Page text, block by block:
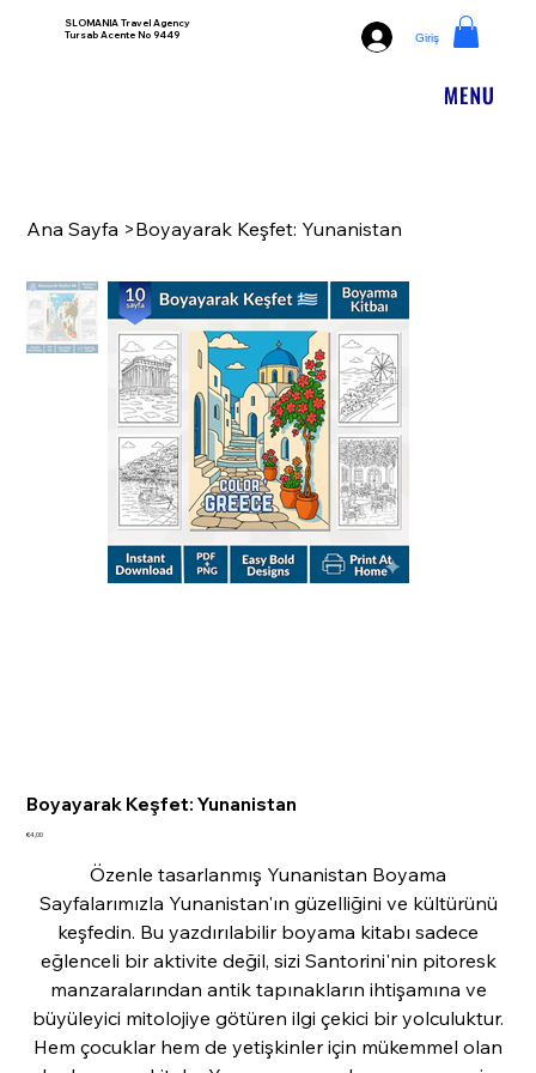
SLOMANIA Travel Agency
Tursab Acente No 9449
Giriş
Ana Sayfa >Boyayarak Keşfet: Yunanistan
Boyayarak Keşfet: Yunanistan
Fiyat
€4,00
Özenle tasarlanmış Yunanistan Boyama
Sayfalarımızla Yunanistan'ın güzelliğini ve kültürünü
keşfedin. Bu yazdırılabilir boyama kitabı sadece
eğlenceli bir aktivite değil, sizi Santorini'nin pitoresk
manzaralarından antik tapınakların ihtişamına ve
büyüleyici mitolojiye götüren ilgi çekici bir yolculuktur.
Hem çocuklar hem de yetişkinler için mükemmel olan